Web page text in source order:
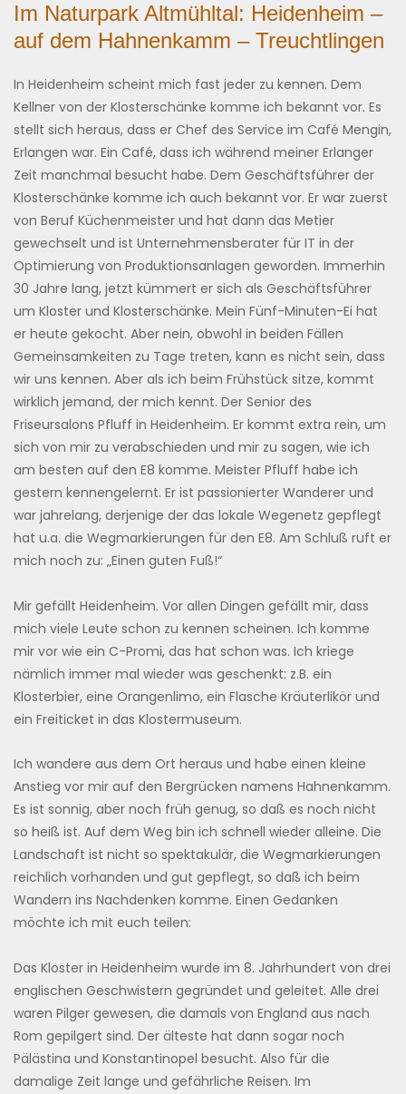
Im Naturpark Altmühltal: Heidenheim –
auf dem Hahnenkamm – Treuchtlingen
In Heidenheim scheint mich fast jeder zu kennen. Dem
Kellner von der Klosterschänke komme ich bekannt vor. Es
stellt sich heraus, dass er Chef des Service im Café Mengin,
Erlangen war. Ein Café, dass ich während meiner Erlanger
Zeit manchmal besucht habe. Dem Geschäftsführer der
Klosterschänke komme ich auch bekannt vor. Er war zuerst
von Beruf Küchenmeister und hat dann das Metier
gewechselt und ist Unternehmensberater für IT in der
Optimierung von Produktionsanlagen geworden. Immerhin
30 Jahre lang, jetzt kümmert er sich als Geschäftsführer
um Kloster und Klosterschänke. Mein Fünf-Minuten-Ei hat
er heute gekocht. Aber nein, obwohl in beiden Fällen
Gemeinsamkeiten zu Tage treten, kann es nicht sein, dass
wir uns kennen. Aber als ich beim Frühstück sitze, kommt
wirklich jemand, der mich kennt. Der Senior des
Friseursalons Pfluff in Heidenheim. Er kommt extra rein, um
sich von mir zu verabschieden und mir zu sagen, wie ich
am besten auf den E8 komme. Meister Pfluff habe ich
gestern kennengelernt. Er ist passionierter Wanderer und
war jahrelang, derjenige der das lokale Wegenetz gepflegt
hat u.a. die Wegmarkierungen für den E8. Am Schluß ruft er
mich noch zu: „Einen guten Fuß!“
Mir gefällt Heidenheim. Vor allen Dingen gefällt mir, dass
mich viele Leute schon zu kennen scheinen. Ich komme
mir vor wie ein C-Promi, das hat schon was. Ich kriege
nämlich immer mal wieder was geschenkt: z.B. ein
Klosterbier, eine Orangenlimo, ein Flasche Kräuterlikör und
ein Freiticket in das Klostermuseum.
Ich wandere aus dem Ort heraus und habe einen kleine
Anstieg vor mir auf den Bergrücken namens Hahnenkamm.
Es ist sonnig, aber noch früh genug, so daß es noch nicht
so heiß ist. Auf dem Weg bin ich schnell wieder alleine. Die
Landschaft ist nicht so spektakulär, die Wegmarkierungen
reichlich vorhanden und gut gepflegt, so daß ich beim
Wandern ins Nachdenken komme. Einen Gedanken
möchte ich mit euch teilen:
Das Kloster in Heidenheim wurde im 8. Jahrhundert von drei
englischen Geschwistern gegründet und geleitet. Alle drei
waren Pilger gewesen, die damals von England aus nach
Rom gepilgert sind. Der älteste hat dann sogar noch
Pälästina und Konstantinopel besucht. Also für die
damalige Zeit lange und gefährliche Reisen. Im